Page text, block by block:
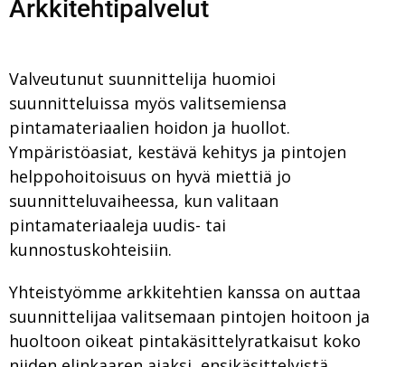
Arkkitehtipalvelut
Valveutunut suunnittelija huomioi
suunnitteluissa myös valitsemiensa
pintamateriaalien hoidon ja huollot.
Ympäristöasiat, kestävä kehitys ja pintojen
helppohoitoisuus on hyvä miettiä jo
suunnitteluvaiheessa, kun valitaan
pintamateriaaleja uudis- tai
kunnostuskohteisiin.
Yhteistyömme arkkitehtien kanssa on auttaa
suunnittelijaa valitsemaan pintojen hoitoon ja
huoltoon oikeat pintakäsittelyratkaisut koko